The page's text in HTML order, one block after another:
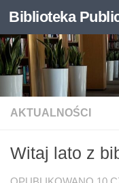
Otwórz pasek narzędzi
Skip to content
Biblioteka
AKTUALNOŚCI
Witaj lato z